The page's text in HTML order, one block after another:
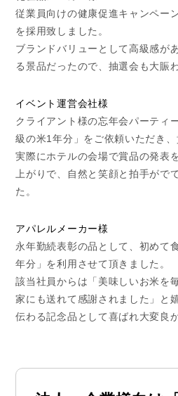
従業員向けの健康促進キャンペー
を採用致しました。
ブランドバリューとして高級感が
る景品だったので、抽選会も大賑
イベント運営会社様
クライアント様の忘年会パーティ
級の米1年分」をご依頼いただき、
実際にホテルの会場で賞品の発表
上がりで、自然と笑顔と拍手がで
た。
アパレルメーカー様
永年勤続表彰の品として、初めて
年分」を利用させて頂きました。
該当社員からは「美味しいお米を
家にも送れて感謝されました」と
伝わる記念品として喜ばれ大変良